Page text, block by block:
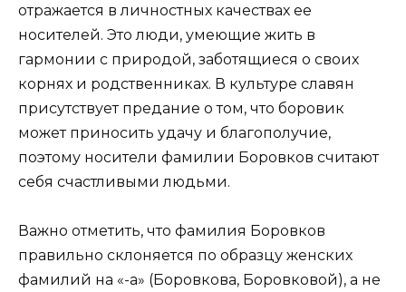
отражается в личностных качествах ее
носителей. Это люди, умеющие жить в
гармонии с природой, заботящиеся о своих
корнях и родственниках. В культуре славян
присутствует предание о том, что боровик
может приносить удачу и благополучие,
поэтому носители фамилии Боровков считают
себя счастливыми людьми.
Важно отметить, что фамилия Боровков
правильно склоняется по образцу женских
фамилий на «-а» (Боровкова, Боровковой), а не